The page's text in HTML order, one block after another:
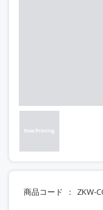
商品コード ZKW-